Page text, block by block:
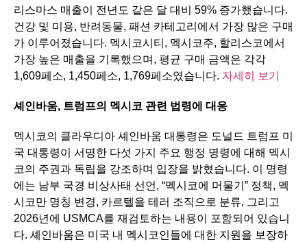
리스마스 매출이 전년도 같은 달 대비 59% 증가했습니다.
건강 및 미용, 반려동물, 패션 카테고리에서 가장 많은 구매
가 이루어졌습니다. 멕시코시티, 멕시코주, 할리스코에서
가장 높은 매출을 기록했으며, 평균 구매 금액은 각각
1,609페소, 1,450페소, 1,769페소였습니다. 자세히 보기
셰인바움, 트럼프의 멕시코 관련 법령에 대응
멕시코의 클라우디아 셰인바움 대통령은 도널드 트럼프 미
국 대통령이 서명한 다섯 가지 주요 행정 명령에 대해 멕시
코의 주권과 독립을 강조하며 입장을 밝혔습니다. 이 명령
에는 남부 국경 비상사태 선언, “멕시코에 머물기” 정책, 멕
시코만 명칭 변경, 카르텔을 테러 조직으로 분류, 그리고
2026년에 USMCA를 재검토하는 내용이 포함되어 있습니
다. 셰인바움은 미국 내 멕시코인들에 대한 지원을 보장하